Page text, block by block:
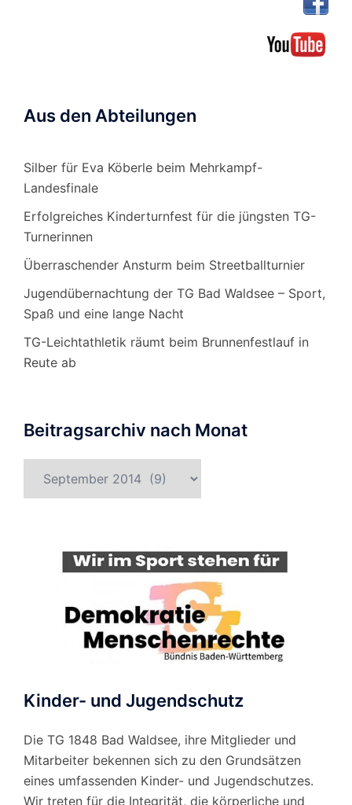
Aus den Abteilungen
Silber für Eva Köberle beim Mehrkampf-
Landesfinale
Erfolgreiches Kinderturnfest für die jüngsten TG-
Turnerinnen
Überraschender Ansturm beim Streetballturnier
Jugendübernachtung der TG Bad Waldsee – Sport,
Spaß und eine lange Nacht
TG-Leichtathletik räumt beim Brunnenfestlauf in
Reute ab
Beitragsarchiv nach Monat
Kinder- und Jugendschutz
Die TG 1848 Bad Waldsee, ihre Mitglieder und
Mitarbeiter bekennen sich zu den Grundsätzen
eines umfassenden Kinder- und Jugendschutzes.
Wir treten für die Integrität, die körperliche und